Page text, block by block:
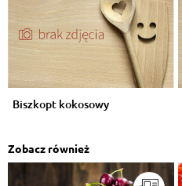
Biszkopt kokosowy
Zobacz również